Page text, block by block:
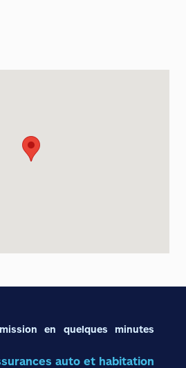
en quelques minutes
auto et habitation